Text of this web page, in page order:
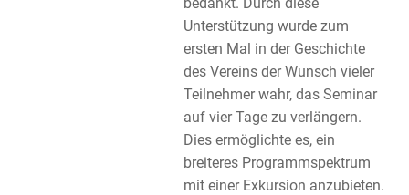
Unterstützung wurde zum
ersten Mal in der Geschichte
des Vereins der Wunsch vieler
Teilnehmer wahr, das Seminar
auf vier Tage zu verlängern.
Dies ermöglichte es, ein
breiteres Programmspektrum
mit einer Exkursion anzubieten.